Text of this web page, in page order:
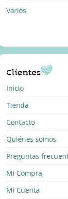
Varios
Clientes
Inicio
Tienda
Contacto
Quiénes somos
Preguntas
Mi Compra
Mi Cuenta